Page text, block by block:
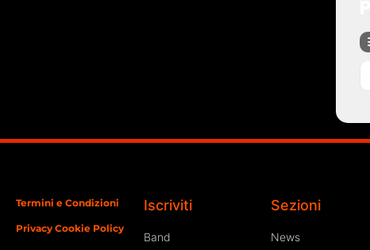
Termini e Condizioni
Privacy Cookie Policy
Iscriviti
Band
Sezioni
News